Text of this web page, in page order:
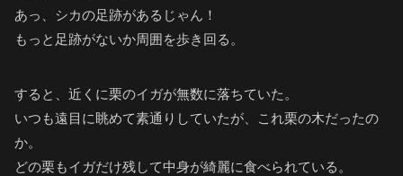
あっ、シカの足跡があるじゃん！
もっと足跡がないか周囲を歩き回る。
すると、近くに栗のイガが無数に落ちていた。
いつも遠目に眺めて素通りしていたが、これ栗の木だったの
か。
どの栗もイガだけ残して中身が綺麗に食べられている。